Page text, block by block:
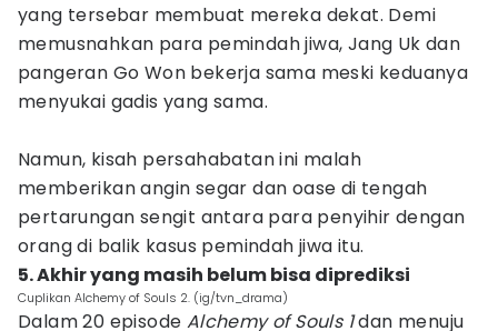
yang tersebar membuat mereka dekat. Demi
memusnahkan para pemindah jiwa, Jang Uk dan
pangeran Go Won bekerja sama meski keduanya
menyukai gadis yang sama.
Namun, kisah persahabatan ini malah
memberikan angin segar dan oase di tengah
pertarungan sengit antara para penyihir dengan
orang di balik kasus pemindah jiwa itu.
5. Akhir yang masih belum bisa diprediksi
Cuplikan Alchemy of Souls 2. (ig/tvn_drama)
Dalam 20 episode Alchemy of Souls 1dan menuju